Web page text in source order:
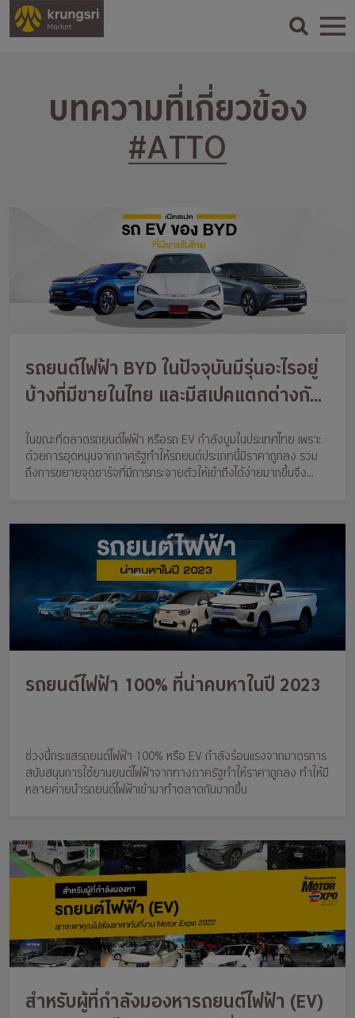
บทความที่เกี่ยวข้อง
#ATTO
รถยนต์ไฟฟ้า BYD ในปัจจุบันมีรุ่นอะไรอยู่
บ้างที่มีขายในไทย และมีสเปคแตกต่างกัน
ในขณะที่ตลาดรถยนต์ไฟฟ้า หรือรถ EV กำลังบูมในประเทศไทย เพราะ
ด้วยการอุดหนุนจากภาครัฐทำให้รถยนต์ประเภทนี้มีราคาถูกลง รวม
ถึงการขยายจุดชาร์จที่มีการกระจายตัวให้เข้าถึงได้ง่ายมากขึ้นจึง
รถยนต์ไฟฟ้า 100% ที่น่าคบหาในปี 2023
ช่วงนี้กระแสรถยนต์ไฟฟ้า 100% หรือ EV กำลังร้อนแรงจากมาตรการ
สนับสนุนการใช้ยานยนต์ไฟฟ้าจากทางภาครัฐทำให้ราคาถูกลง ทำให้มี
หลายค่ายนำรถยนต์ไฟฟ้าเข้ามาทำตลาดกันมากขึ้น
สำหรับผู้ที่กำลังมองหารถยนต์ไฟฟ้า (EV)